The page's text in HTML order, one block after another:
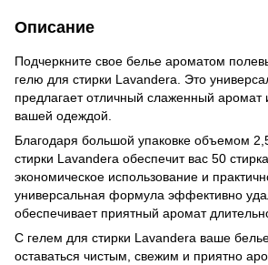
Описание
Подчеркните свое белье ароматом
гелю для стирки Lavandera. Это
предлагает отличный слаженный аромат
вашей одеждой.
Благодаря большой упаковке объемом
стирки Lavandera обеспечит вас 50
экономическое использование и
универсальная формула эффективно
обеспечивает приятный аромат
С гелем для стирки Lavandera ваше
оставаться чистым, свежим и приятно